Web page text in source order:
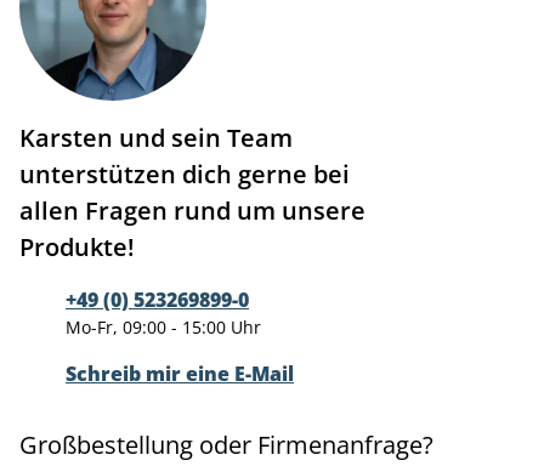
Karsten und sein Team
unterstützen dich gerne bei
allen Fragen rund um unsere
Produkte!
+49 (0) 523269899-0
Mo-Fr, 09:00 - 15:00 Uhr
Schreib mir eine E-Mail
Großbestellung oder Firmenanfrage?